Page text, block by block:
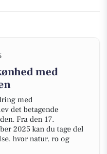
med
med
det betagende
Fra den 17.
2025 kan du tage del
hvor natur, ro og